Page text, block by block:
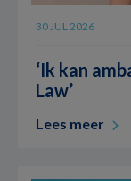
30 JUL 2026
‘Ik kan
Law’
Lees meer